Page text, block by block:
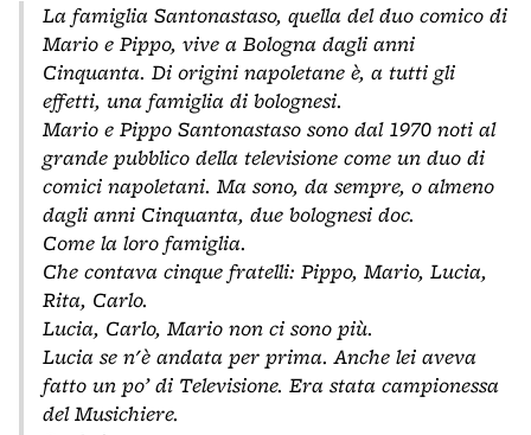
La famiglia Santonastaso, quella del duo comico di
Mario e Pippo, vive a Bologna dagli anni
Cinquanta. Di origini napoletane è, a tutti gli
effetti, una famiglia di bolognesi.
Mario e Pippo Santonastaso sono dal 1970 noti al
grande pubblico della televisione come un duo di
comici napoletani. Ma sono, da sempre, o almeno
dagli anni Cinquanta, due bolognesi doc.
Come la loro famiglia.
Che contava cinque fratelli: Pippo, Mario, Lucia,
Rita, Carlo.
Lucia, Carlo, Mario non ci sono più.
Lucia se n'è andata per prima. Anche lei aveva
fatto un po’ di Televisione. Era stata campionessa
del Musichiere.